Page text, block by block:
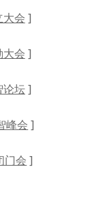
会 ]
会 ]
论坛]
峰会 ]
门会 ]